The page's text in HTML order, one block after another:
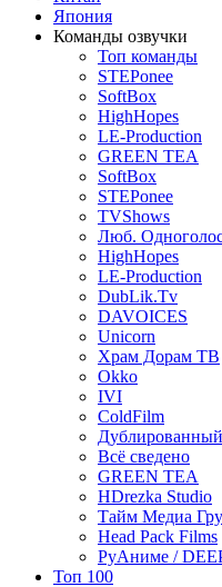
Япония
Команды озвучки
Топ команды
STEPonee
SoftBox
HighHopes
LE-Production
GREEN TEA
SoftBox
STEPonee
TVShows
Люб.
HighHopes
LE-Production
DubLik.Tv
DAVOICES
Unicorn
Храм Дорам ТВ
Okko
IVI
ColdFilm
Дублированный
Всё сведено
GREEN TEA
HDrezka Studio
Тайм Медиа
Head Pack Films
РуАниме /
Топ 100